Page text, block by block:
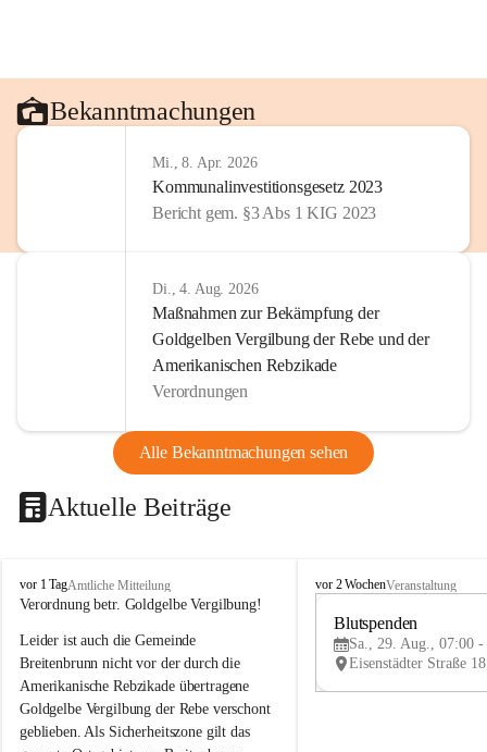
Bekanntmachungen
Mi., 8. Apr. 2026
Kommunalinvestitionsgesetz 2023
Bericht gem. §3 Abs 1 KIG 2023
Di., 4. Aug. 2026
Maßnahmen zur Bekämpfung der
Goldgelben Vergilbung der Rebe und der
Amerikanischen Rebzikade
Verordnungen
Alle Bekanntmachungen sehen
Aktuelle Beiträge
B
r
i
t
e
n
b
r
vor 1 TagAmtliche Mitteilung
Verordnung betr. Goldgelbe Vergilbung!
Leider ist auch die Gemeinde
Breitenbrunn nicht vor der durch die
Amerikanische Rebzikade übertragene
Goldgelbe Vergilbung der Rebe verschont
geblieben. Als Sicherheitszone gilt das
B
e
vor 2 WochenVeranstaltung
Blutspenden
Sa., 29. Aug., 07:00 -